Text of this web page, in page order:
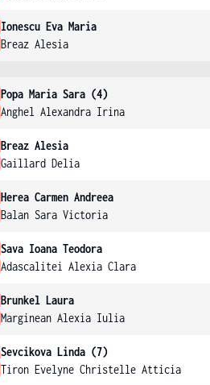
Ionescu Eva Maria
Breaz Alesia
Popa Maria Sara (4)
Anghel Alexandra Irina
Breaz Alesia
Gaillard Delia
Herea Carmen Andreea
Balan Sara Victoria
Sava Ioana Teodora
Adascalitei Alexia Clara
Brunkel Laura
Marginean Alexia Iulia
Sevcikova Linda (7)
Tiron Evelyne Christelle Atticia